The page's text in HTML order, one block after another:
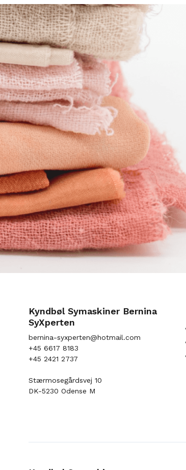
Kyndbøl Symaskiner Bernina
SyXperten
bernina-syxperten@hotmail.com
+45 6617 8183
+45 2421 2737
Stærmosegårdsvej 10
DK-5230 Odense M